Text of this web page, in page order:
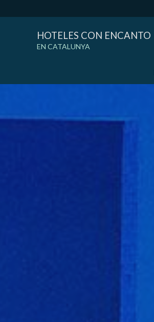
HOTELES CON ENCANTO
EN CATALUNYA